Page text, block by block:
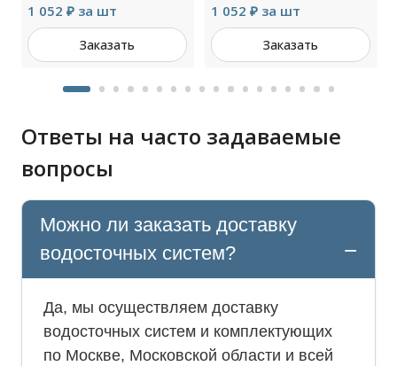
1 052 ₽ за шт
Заказать
1 052 ₽ за шт
Заказать
Ответы на часто задаваемые
вопросы
Можно ли заказать доставку
водосточных систем?
Да, мы осуществляем доставку
водосточных систем и комплектующих
по Москве, Московской области и всей